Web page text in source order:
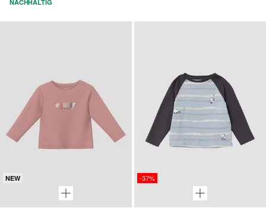
NACHHALTIG
NEW -37%